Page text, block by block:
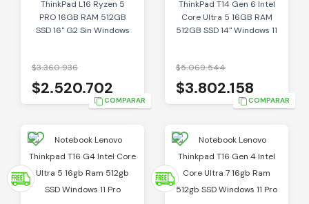
ThinkPad L16 Ryzen 5
PRO 16GB RAM 512GB
SSD 16" G2 Sin Windows
$3.360.936
$2.520.702
COMPARAR
ThinkPad T14 Gen 6 Intel
Core Ultra 5 16GB RAM
512GB SSD 14" Windows 11
$5.069.544
$3.802.158
COMPARAR